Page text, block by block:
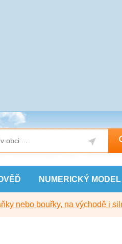
NUMERICKÝ MODEL
nebo bouřky, na východě i